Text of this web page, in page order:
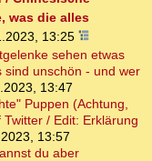
was die alles
13:25
sehen etwas
sind unschön - und wer
13:47
Puppen (Achtung,
/ Edit: Erklärung
13:57
du aber